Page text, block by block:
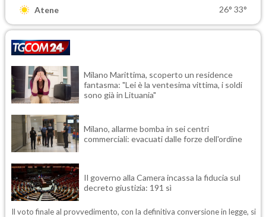
Atene 26° 33°
Milano Marittima, scoperto un residence
fantasma: "Lei è la ventesima vittima, i soldi
sono già in Lituania"
Milano, allarme bomba in sei centri
commerciali: evacuati dalle forze dell'ordine
Il governo alla Camera incassa la fiducia sul
decreto giustizia: 191 sì
Il voto finale al provvedimento, con la definitiva conversione in legge, si